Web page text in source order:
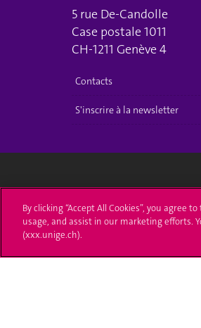
5 rue De-Candolle
Case postale 1011
CH-1211 Genève 4
Contacts
S'inscrire à la newsletter
24 rue du Général-Dufour
T. +41 (0)22 379 71 11
By clicking “Accept All Cookies”, you
usage, and assist in our marketing efforts.
(xxx.unige.ch).